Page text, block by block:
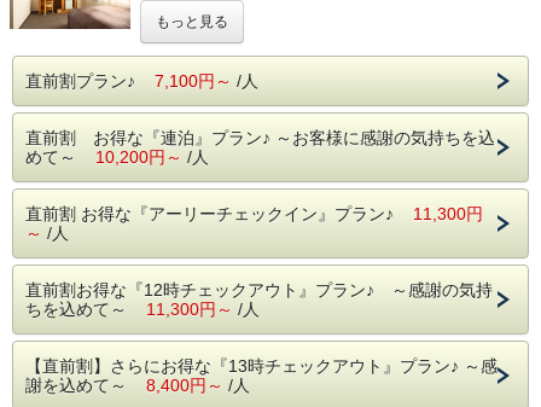
■人感センサー付きウォシュレット
ご希望により、ヘアアイロン・マッサージクッション・リセ
ッシュ・加湿器・空気清浄機・携帯充電器・そば枕・三面
揃えております。
※禁煙ルームで喫煙をされた場合は、ディープクリーニング
代を請求させて頂く事がございますので、予めご了承くださ
いませ。
もっと見る
直前割プラン♪ 7,100円～ /人
直前割 お得な『連泊』プラン♪ ～お客様に感謝の気持ちを込
めて～ 10,200円～ /人
直前割 お得な『アーリーチェックイン』プラン♪ 11,300円
～ /人
直前割お得な『12時チェックアウト』プラン♪ ～感謝の気持
ちを込めて～ 11,300円～ /人
【直前割】さらにお得な『13時チェックアウト』プラン♪ ～感
謝を込めて～ 8,400円～ /人